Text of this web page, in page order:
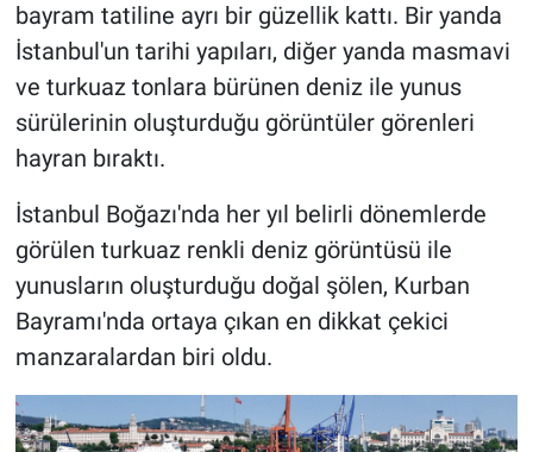
bayram tatiline ayrı bir güzellik kattı. Bir yanda
İstanbul'un tarihi yapıları, diğer yanda masmavi
ve turkuaz tonlara bürünen deniz ile yunus
sürülerinin oluşturduğu görüntüler görenleri
hayran bıraktı.
İstanbul Boğazı'nda her yıl belirli dönemlerde
görülen turkuaz renkli deniz görüntüsü ile
yunusların oluşturduğu doğal şölen, Kurban
Bayramı'nda ortaya çıkan en dikkat çekici
manzaralardan biri oldu.